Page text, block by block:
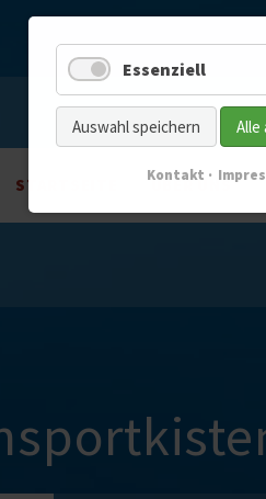
STARTSEITE ÜBER UNS
Essenziell
Auswahl speichern Alle
Kontakt